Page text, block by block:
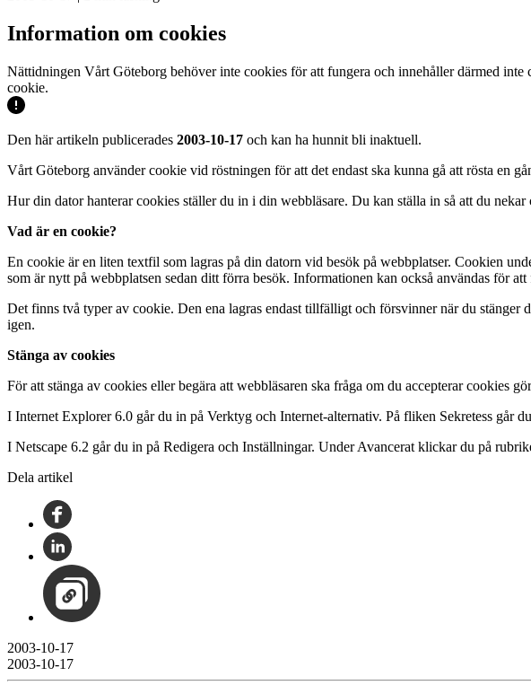
Information om cookies
Nättidningen Vårt Göteborg behöver inte cookies för att fungera och innehåller därmed
cookie.
Den här artikeln publicerades 2003-10-17 och kan ha hunnit bli inaktuell.
Vårt Göteborg använder cookie vid röstningen för att det endast ska kunna gå att rösta en
Hur din dator hanterar cookies ställer du in i din webbläsare. Du kan ställa in så att du
Vad är en cookie?
En cookie är en liten textfil som lagras på din datorn vid besök på webbplatser. Cookien
som är nytt på webbplatsen sedan ditt förra besök. Informationen kan också användas för att
Det finns två typer av cookie. Den ena lagras endast tillfälligt och försvinner när du stänger
igen.
Stänga av cookies
För att stänga av cookies eller begära att webbläsaren ska fråga om du accepterar cookies
I Internet Explorer 6.0 går du in på Verktyg och Internet-alternativ. På fliken Sekretess går
I Netscape 6.2 går du in på Redigera och Inställningar. Under Avancerat klickar du på
Dela artikel
2003-10-17
2003-10-17